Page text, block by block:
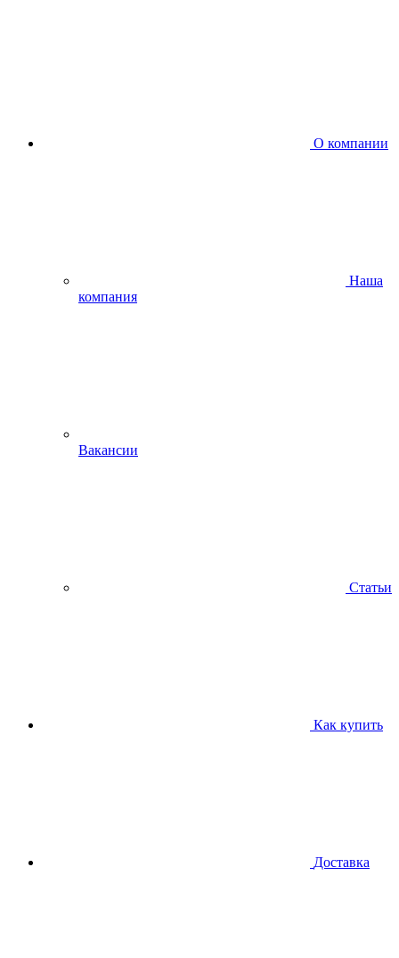
О компании
Наша
компания
Вакансии
Статьи
Как купить
Доставка